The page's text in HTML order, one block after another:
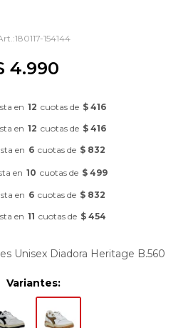
180117-154144
4.990
en 12 cuotas de $ 416
en 12 cuotas de $ 416
en 6 cuotas de $ 832
en 10 cuotas de $ 499
en 6 cuotas de $ 832
en 11 cuotas de $ 454
Unisex Diadora Heritage B.560
Variantes: